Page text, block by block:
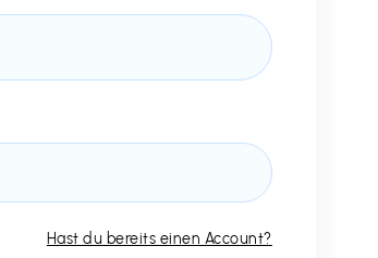
Hast du bereits einen Account?